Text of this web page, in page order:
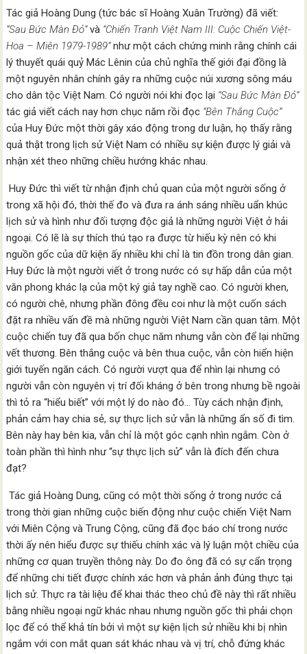
Tác giả Hoàng Dung (tức bác sĩ Hoàng Xuân Trường) đã viết:
“Sau Bức Màn Ðỏ”và “Chiến Tranh Việt Nam III: Cuộc Chiến Việt-
Hoa – Miên 1979-1989”như một cách chứng minh rằng chính cái
lý thuyết quái quỷ Mác Lênin của chủ nghĩa thế giới đại đồng là
một nguyên nhân chính gây ra những cuộc núi xương sông máu
cho dân tộc Việt Nam. Có người nói khi đọc lại “Sau Bức Màn Ðỏ”
tác giả viết cách nay hơn chục năm rồi đọc “Bên Thắng Cuộc”
của Huy Ðức một thời gây xáo động trong dư luận, họ thấy rằng
quả thật trong lịch sử Việt Nam có nhiều sự kiện được lý giải và
nhận xét theo những chiều hướng khác nhau.
Huy Ðức thì viết từ nhận định chủ quan của một người sống ở
trong xã hội đó, thời thế đo và đưa ra ánh sáng nhiều uẩn khúc
lịch sử và hình như đối tượng độc giả là những người Việt ở hải
ngoại. Có lẽ là sự thích thú tạo ra được từ hiếu kỳ nên có khi
nguồn gốc của dữ kiện ấy nhiều khi chỉ là tin đồn trong dân gian.
Huy Ðức là một người viết ở trong nước có sự hấp dẫn của một
văn phong khác lạ của một ký giả tay nghề cao. Có người khen,
có người chê, nhưng phần đông đều coi như là một cuốn sách
đặt ra nhiều vấn đề mà những người Việt Nam cần quan tâm. Một
cuộc chiến tuy đã qua bốn chục năm nhưng vẫn còn để lại những
vết thương. Bên thắng cuộc và bên thua cuộc, vẫn còn hiển hiện
giới tuyến ngăn cách. Có người vượt qua để nhìn lại nhưng có
người vẫn còn nguyên vị trí đối kháng ở bên trong nhưng bề ngoài
thì tỏ ra “hiểu biết” với một lý do nào đó… Tùy cách nhận định,
phản cảm hay chia sẻ, sự thực lịch sử vẫn là những ẩn số đi tìm.
Bên này hay bên kia, vẫn chỉ là một góc cạnh nhìn ngắm. Còn ở
toàn phần thì hình như “sự thực lịch sử” vẫn là đích đến chưa
đạt?
Tác giả Hoàng Dung, cũng có một thời sống ở trong nước cả
trong thời gian những cuộc biến động như cuộc chiến Việt Nam
với Miên Cộng và Trung Cộng, cũng đã đọc báo chí trong nước
thời ấy nên hiểu được sự thiếu chính xác và lý luận một chiều của
những cơ quan truyền thông này. Do đo ông đã có sự cẩn trọng
để những chi tiết được chính xác hơn và phản ảnh đúng thực tại
lịch sử. Thực ra tài liệu để khai thác theo chủ đề này thì rất nhiều
bằng nhiều ngoại ngữ khác nhau nhưng nguồn gốc thì phải chọn
lọc để có thể khả tín bởi vì một sự kiện lịch sử nhiều khi bị nhìn
ngắm với con mắt quan sát khác nhau và vị trí, chỗ đứng khác